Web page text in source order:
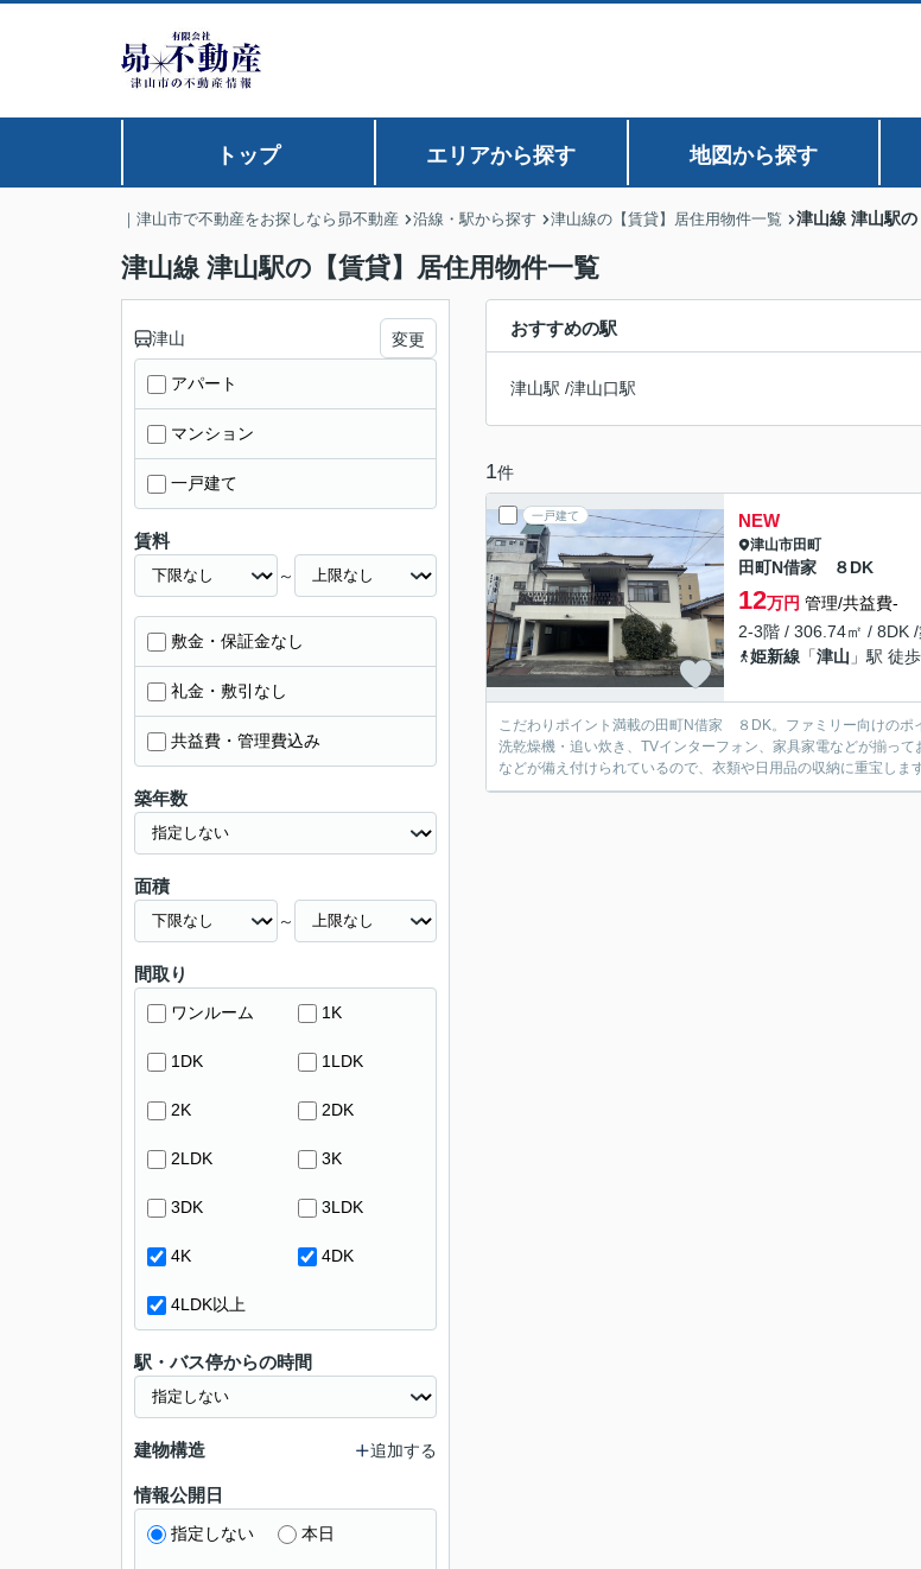
トップ エリアから探す 地図から探す
｜津山市で不動産をお探しなら昴不動産 沿線・駅から探す 津山線の【賃貸】居住用物件一覧 津山線 津山駅
津山線 津山駅の【賃貸】居住用物件一覧
おすすめの駅
津山駅 /津山口駅
1件
一戸建て NEW
津山市田町
田町N借家 ８DK
12万円 管理/共益費-
2-3階 / 306.74㎡ / 8DK
姫新線 「津山 」駅 徒
こだわりポイント満載の田町N借家 ８DK。ファミリー向けのポ
洗乾燥機・追い炊き、TVインターフォン、家具家電などが揃っ
などが備え付けられているので、衣類や日用品の収納に重宝しま
津山 変更
アパート
マンション
一戸建て
賃料
～
敷金・保証金なし
礼金・敷引なし
共益費・管理費込み
築年数
面積
～
間取り
ワンルーム 1K
1DK 1LDK
2K 2DK
2LDK 3K
3DK 3LDK
4K 4DK
4LDK以上
駅・バス停からの時間
建物構造 追加する
情報公開日
指定しない 本日